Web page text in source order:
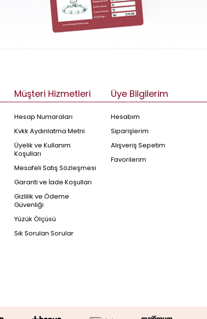
Müşteri Hizmetleri
Hesap Numaraları
Kvkk Aydınlatma Metni
Üyelik ve Kullanım
Koşulları
Mesafeli Satış Sözleşmesi
Garanti ve İade Koşulları
Gizlilik ve Ödeme
Güvenliği
Yüzük Ölçüsü
Sık Sorulan Sorular
Üye Bilgilerim
Hesabım
Siparişlerim
Alışveriş Sepetim
Favorilerim